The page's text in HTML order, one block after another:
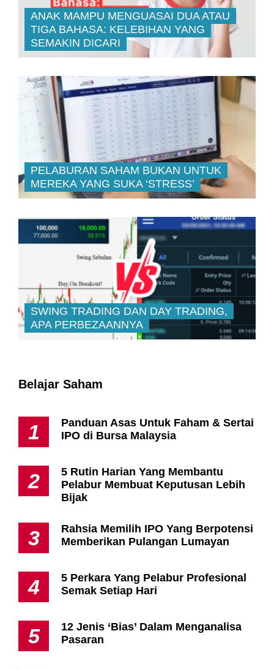
ANAK MAMPU MENGUASAI DUA ATAU
TIGA BAHASA: KELEBIHAN YANG
SEMAKIN DICARI
PELABURAN SAHAM BUKAN UNTUK
MEREKA YANG SUKA ‘STRESS’
SWING TRADING DAN DAY TRADING,
APA PERBEZAANNYA
Belajar Saham
1
Panduan Asas Untuk Faham & Sertai
IPO di Bursa Malaysia
2
5 Rutin Harian Yang Membantu
Pelabur Membuat Keputusan Lebih
Bijak
3
Rahsia Memilih IPO Yang Berpotensi
Memberikan Pulangan Lumayan
4
5 Perkara Yang Pelabur Profesional
Semak Setiap Hari
5
12 Jenis ‘Bias’ Dalam Menganalisa
Pasaran